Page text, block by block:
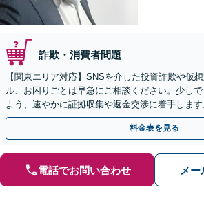
詐欺・消費者問題
【関東エリア対応】SNSを介した投資詐欺や仮
ル、お困りごとは早急にご相談ください。少し
よう、速やかに証拠収集や返金交渉に着手しま
害」のご相談も対応します【初回相談無料】【
料金表を見る
電話でお問い合わせ メ